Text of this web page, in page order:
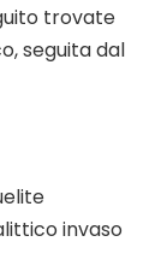
trovate
seguita dal
invaso